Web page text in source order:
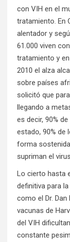
con VIH en el
tratamiento. En
alentador y
61.000 viven
tratamiento y
2010 el alza
sobre países
solicitó que
llegando a
es decir, 90%
estado, 90% de
forma
supriman el
Lo cierto hasta
definitiva para
como el Dr.
vacunas de
del VIH
constante